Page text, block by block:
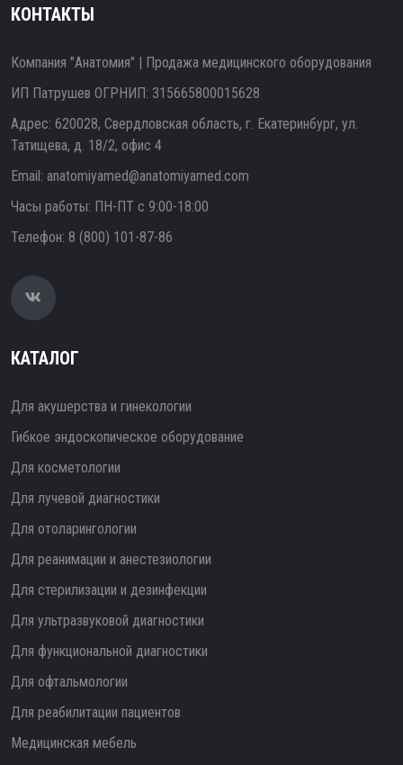
КОНТАКТЫ
Компания "Анатомия" | Продажа медицинского оборудования
ИП Патрушев ОГРНИП: 315665800015628
Адрес: 620028, Свердловская область, г. Екатеринбург, ул.
Татищева, д. 18/2, офис 4
Email: anatomiyamed@anatomiyamed.com
Часы работы: ПН-ПТ с 9:00-18:00
Телефон: 8 (800) 101-87-86
КАТАЛОГ
Для акушерства и гинекологии
Гибкое эндоскопическое оборудование
Для косметологии
Для лучевой диагностики
Для отоларингологии
Для реанимации и анестезиологии
Для стерилизации и дезинфекции
Для ультразвуковой диагностики
Для функциональной диагностики
Для офтальмологии
Для реабилитации пациентов
Медицинская мебель